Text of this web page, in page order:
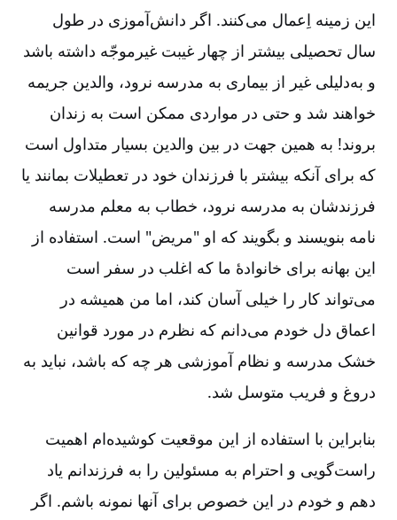
این زمینه اِعمال می‌کنند. اگر دانش‌آموزی در طول
سال تحصیلی بیشتر از چهار غیبت غیرموجّه داشته باشد
و به‌دلیلی غیر از بیماری به مدرسه نرود، والدین جریمه
خواهند شد و حتی در مواردی ممکن است به زندان
بروند! به همین جهت در بین والدین بسیار متداول است
که برای آنکه بیشتر با فرزندان خود در تعطیلات بمانند یا
فرزندشان به مدرسه نرود، خطاب به معلم مدرسه
نامه بنویسند و بگویند که او "مریض" است. استفاده از
این بهانه برای خانوادۀ ما که اغلب در سفر است
می‌تواند کار را خیلی آسان کند، اما من همیشه در
اعماق دل خودم می‌دانم که نظرم در مورد قوانین
خشک مدرسه و نظام آموزشی هر چه که باشد، نباید به
دروغ و فریب متوسل شد.
بنابراین با استفاده از این موقعیت کوشیده‌ام اهمیت
راست‌گویی و احترام به مسئولین را به فرزندانم یاد
دهم و خودم در این خصوص برای آنها نمونه باشم. اگر